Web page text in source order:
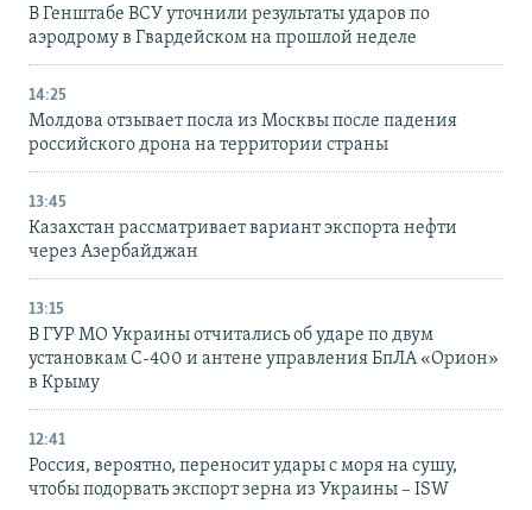
В Генштабе ВСУ уточнили результаты ударов по
аэродрому в Гвардейском на прошлой неделе
14:25
Молдова отзывает посла из Москвы после падения
российского дрона на территории страны
13:45
Казахстан рассматривает вариант экспорта нефти
через Азербайджан
13:15
В ГУР МО Украины отчитались об ударе по двум
установкам С-400 и антене управления БпЛА «Орион»
в Крыму
12:41
Россия, вероятно, переносит удары с моря на сушу,
чтобы подорвать экспорт зерна из Украины – ISW